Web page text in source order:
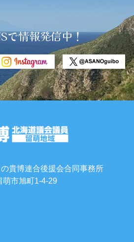
で情報発信中！
貴博連合後援会合同事務所
市旭町1-4-29